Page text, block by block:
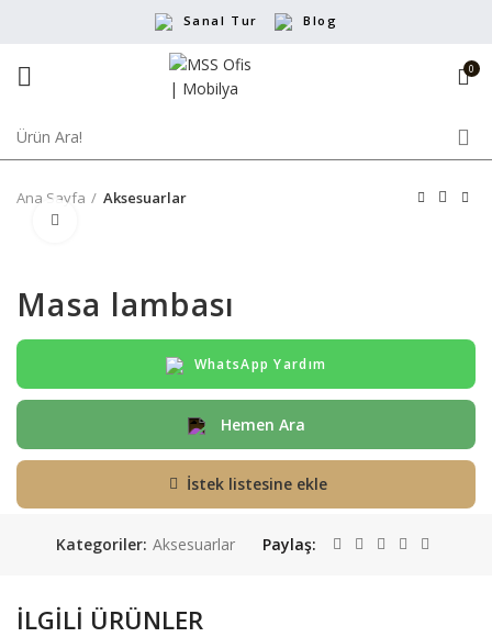
Sanal Tur Blog
0
Ana Sayfa
Aksesuarlar
Masa lambası
WhatsApp Yardım
Hemen Ara
İstek listesine ekle
Kategoriler: Aksesuarlar Paylaş
İLGILI ÜRÜNLER